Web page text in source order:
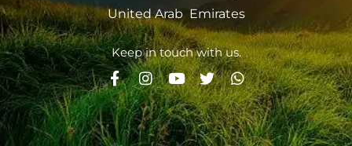
United Arab Emirates
Keep in touch with us.